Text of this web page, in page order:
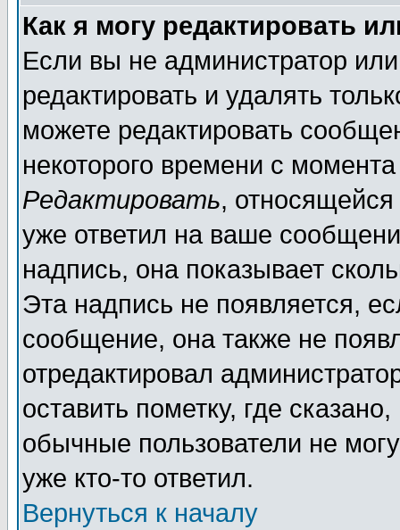
Как я могу редактировать
Если вы не администратор
редактировать и удалять
можете редактировать
некоторого времени с
Редактировать,
уже ответил на ваше
надпись, она показывает
Эта надпись не появляется,
сообщение, она также не
отредактировал
оставить пометку, где
обычные пользователи не
уже кто-то ответил.
Вернуться к началу